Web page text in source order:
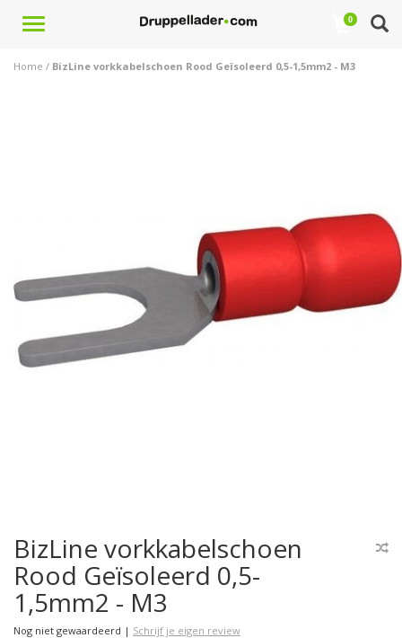
Toggle
0
Home / BizLine vorkkabelschoen Rood Geïsoleerd 0,5-1,5mm2 - M3
BizLine vorkkabelschoen
Rood Geïsoleerd 0,5-
1,5mm2 - M3
Nog niet gewaardeerd | Schrijf je eigen review